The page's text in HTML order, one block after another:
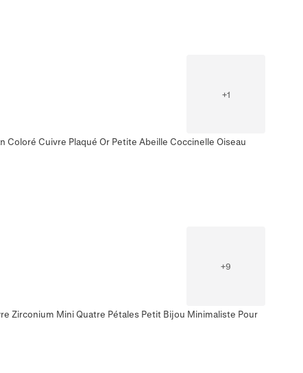
+1
Coloré Cuivre Plaqué Or Petite Abeille Coccinelle Oiseau
+9
Zirconium Mini Quatre Pétales Petit Bijou Minimaliste Pour